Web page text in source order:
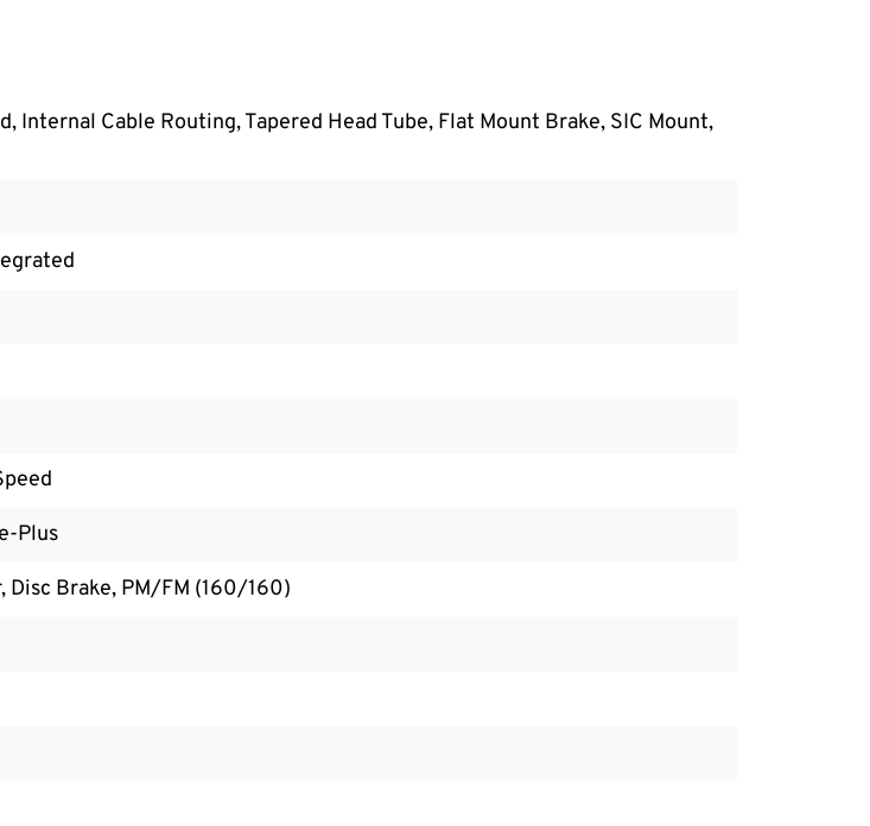
Internal Cable Routing, Tapered Head Tube, Flat Mount Brake, SIC Mount,
Plus
Brake, PM/FM (160/160)